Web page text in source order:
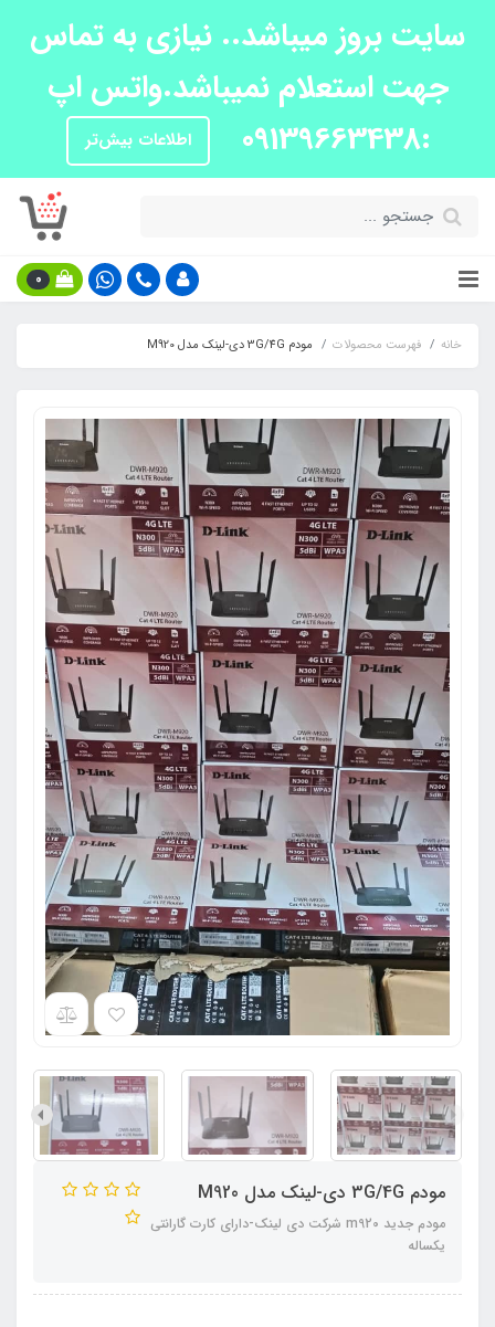
سایت بروز میباشد.. نیازی به تماس
جهت استعلام نمیباشد.واتس اپ
:09139663438
اطلاعات بیش‌تر
0
خانه فهرست محصولات مودم 3G/4G دی-لینک مدل M920
مودم 3G/4G دی-لینک مدل M920
مودم جدید m920 شرکت دی لینک-دارای کارت گارانتی
یکساله